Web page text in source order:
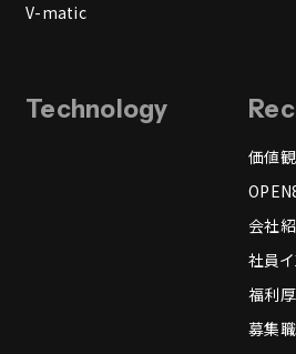
V-matic
Technology
価値観
会社
社員イ
福利
募集